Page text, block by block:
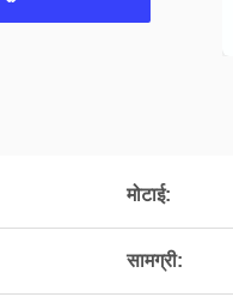
मोटाई:
सामग्री: